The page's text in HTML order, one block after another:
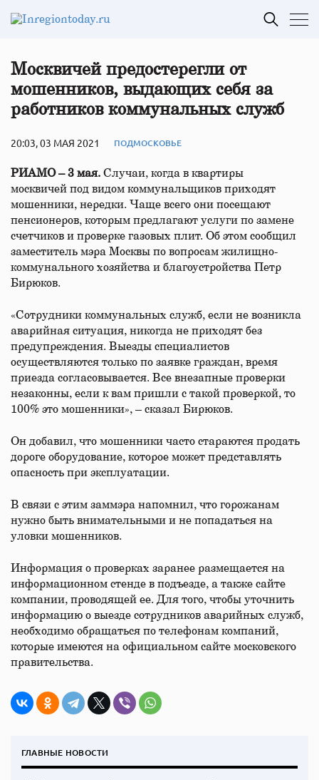
Москвичей предостерегли от
мошенников, выдающих себя за
работников коммунальных служб
20:03, 03 МАЯ 2021 ПОДМОСКОВЬЕ
РИАМО – 3 мая. Случаи, когда в квартиры
москвичей под видом коммунальщиков приходят
мошенники, нередки. Чаще всего они посещают
пенсионеров, которым предлагают услуги по замене
счетчиков и проверке газовых плит. Об этом сообщил
заместитель мэра Москвы по вопросам жилищно-
коммунального хозяйства и благоустройства Петр
Бирюков.
«Сотрудники коммунальных служб, если не возникла
аварийная ситуация, никогда не приходят без
предупреждения. Выезды специалистов
осуществляются только по заявке граждан, время
приезда согласовывается. Все внезапные проверки
незаконны, если к вам пришли с такой проверкой, то
100% это мошенники», – сказал Бирюков.
Он добавил, что мошенники часто стараются продать
дороге оборудование, которое может представлять
опасность при эксплуатации.
В связи с этим заммэра напомнил, что горожанам
нужно быть внимательными и не попадаться на
уловки мошенников.
Информация о проверках заранее размещается на
информационном стенде в подъезде, а также сайте
компании, проводящей ее. Для того, чтобы уточнить
информацию о выезде сотрудников аварийных служб,
необходимо обращаться по телефонам компаний,
которые имеются на официальном сайте московского
правительства.
ГЛАВНЫЕ НОВОСТИ